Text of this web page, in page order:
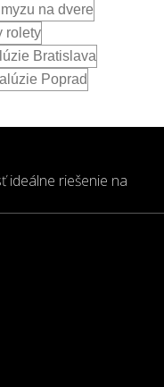
na dvere
rolety
Bratislava
Poprad
ideálne riešenie na